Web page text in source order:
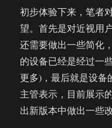
初步体验下来，笔者
望。首先是对近视用
还需要做出一些简化
的设备已经是经过一
更多)，最后就是设备
主管表示，目前展示
出新版本中做出一些改